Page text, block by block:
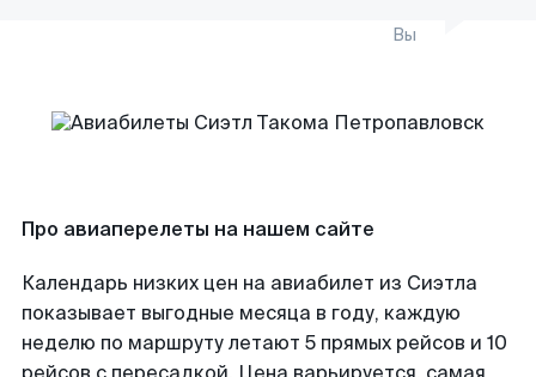
Вы
Про авиаперелеты на нашем сайте
Календарь низких цен на авиабилет из Сиэтла
показывает выгодные месяца в году, каждую
неделю по маршруту летают 5 прямых рейсов и 10